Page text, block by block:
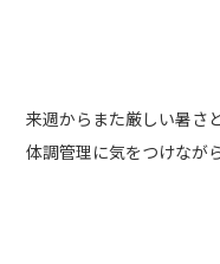
来週からまた厳しい暑さ
体調管理に気をつけなが